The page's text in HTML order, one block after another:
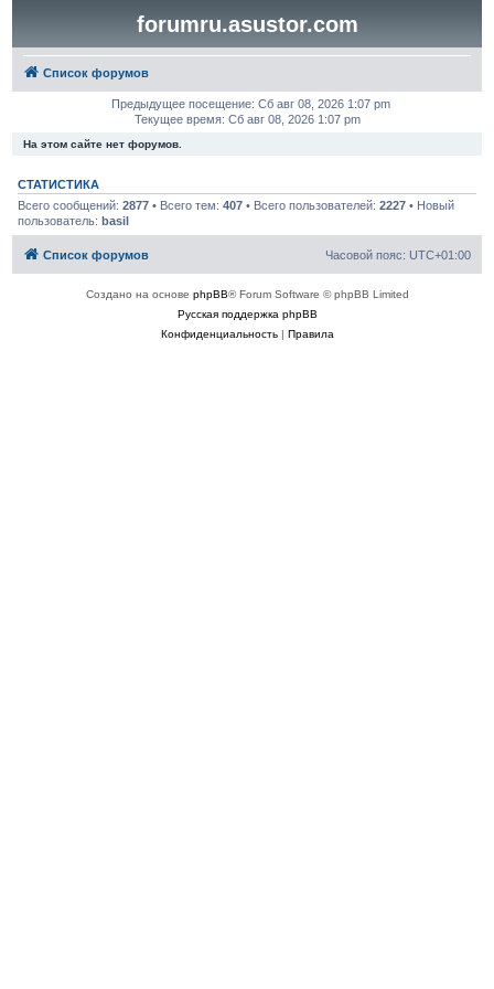
forumru.asustor.com
Список форумов
Предыдущее посещение: Сб авг 08, 2026 1:07 pm
Текущее время: Сб авг 08, 2026 1:07 pm
На этом сайте нет форумов.
СТАТИСТИКА
Всего сообщений: 2877• Всего тем: 407• Всего пользователей: 2227• Новый
пользователь: basil
Список форумов Часовой пояс: UTC+01:00
Создано на основе phpBB® Forum Software © phpBB Limited
Русская поддержка phpBB
Конфиденциальность| Правила